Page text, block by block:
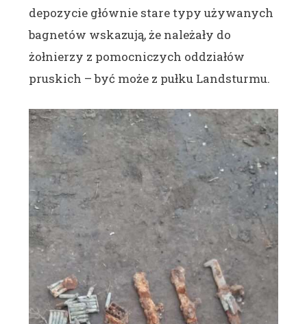
depozycie głównie stare typy używanych
bagnetów wskazują, że należały do
żołnierzy z pomocniczych oddziałów
pruskich – być może z pułku Landsturmu.